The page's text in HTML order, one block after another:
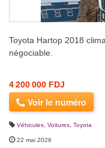
Toyota Hartop 2018
négociable.
4 200 000 FDJ
Voir le numéro
Véhicules Voitures Toyota
22 mai 2026